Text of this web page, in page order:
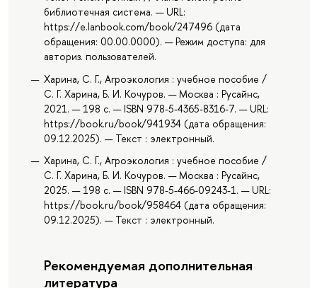
библиотечная система. — URL:
https://e.lanbook.com/book/247496 (дата
обращения: 00.00.0000). — Режим доступа: для
авториз. пользователей.
Харина, С. Г., Агроэкология : учебное пособие /
С. Г. Харина, Б. И. Кочуров. — Москва : Русайнс,
2021. — 198 с. — ISBN 978-5-4365-8316-7. — URL:
https://book.ru/book/941934 (дата обращения:
09.12.2025). — Текст : электронный.
Харина, С. Г., Агроэкология : учебное пособие /
С. Г. Харина, Б. И. Кочуров. — Москва : Русайнс,
2025. — 198 с. — ISBN 978-5-466-09243-1. — URL:
https://book.ru/book/958464 (дата обращения:
09.12.2025). — Текст : электронный.
Рекомендуемая дополнительная
литература